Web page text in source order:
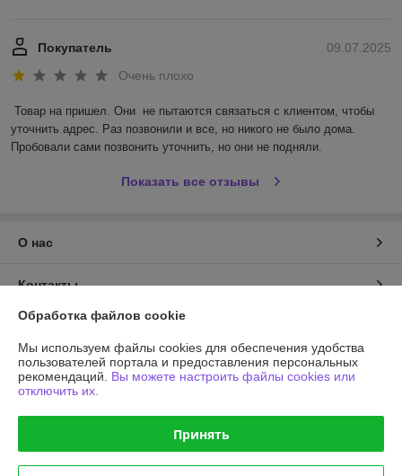
09.07.2025
Покупатель
Очень плохо
Товар на пришел. Они  не пытаются связаться с клиентом, чтобы
уточнить адрес. Раз позвонили и все, но никого не было дома.
Пробовали сами позвонить уточнить, но они не подняли.
Показать все отзывы
О нас
Контакты
Доставка и оплата
График работы
Политика обработки cookies
Обработка файлов cookie
Мы используем файлы cookies для обеспечения удобства
пользователей портала и предоставления персональных
рекомендаций. Вы можете настроить файлы cookies или
отключить их.
Принять